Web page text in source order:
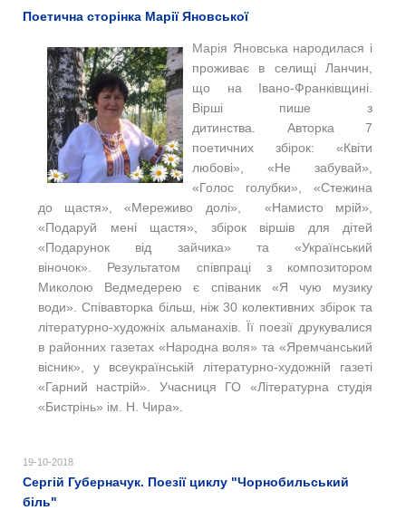
Поетична сторінка Марії Яновської
Марія Яновська народилася і
проживає в селищі Ланчин,
що на Івано-Франківщині.
Вірші пише з
дитинства. Авторка 7
поетичних збірок: «Квіти
любові», «Не забувай»,
«Голос голубки», «Стежина
до щастя», «Мереживо долі», «Намисто мрій»,
«Подаруй мені щастя», збірок віршів для дітей
«Подарунок від зайчика» та «Український
віночок». Результатом співпраці з композитором
Миколою Ведмедерею є співаник «Я чую музику
води». Співавторка більш, ніж 30 колективних збірок та
літературно-художніх альманахів. Її поезії друкувалися
в районних газетах «Народна воля» та «Яремчанський
вісник», у всеукраїнській літературно-художній газеті
«Гарний настрій». Учасниця ГО «Літературна студія
«Бистрінь» ім. Н. Чира».
19-10-2018
Сергій Губерначук. Поезії циклу "Чорнобильський
біль"